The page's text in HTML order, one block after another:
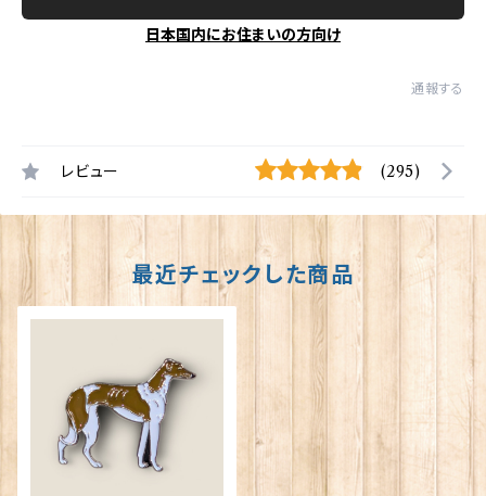
日本国内にお住まいの方向け
通報する
レビュー (295)
最近チェックした商品